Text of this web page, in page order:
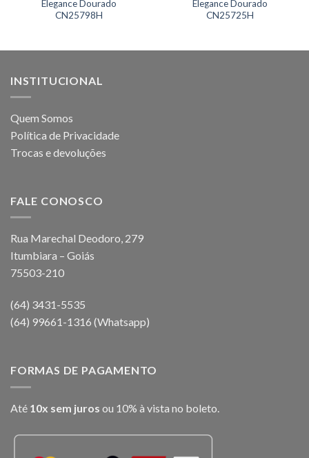
Elegance Dourado
CN25798H
Elegance Dourado
CN25725H
INSTITUCIONAL
Quem Somos
Política de Privacidade
Trocas e devoluções
FALE CONOSCO
Rua Marechal Deodoro, 279
Itumbiara – Goiás
75503-210
(64) 3431-5535
(64) 99661-1316 (Whatsapp)
FORMAS DE PAGAMENTO
Até 10x sem juros ou 10% à vista no boleto.